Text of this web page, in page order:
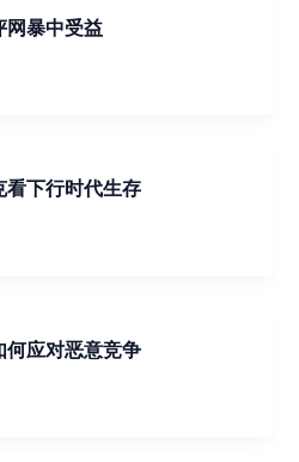
网暴中受益
下行时代生存
应对恶意竞争